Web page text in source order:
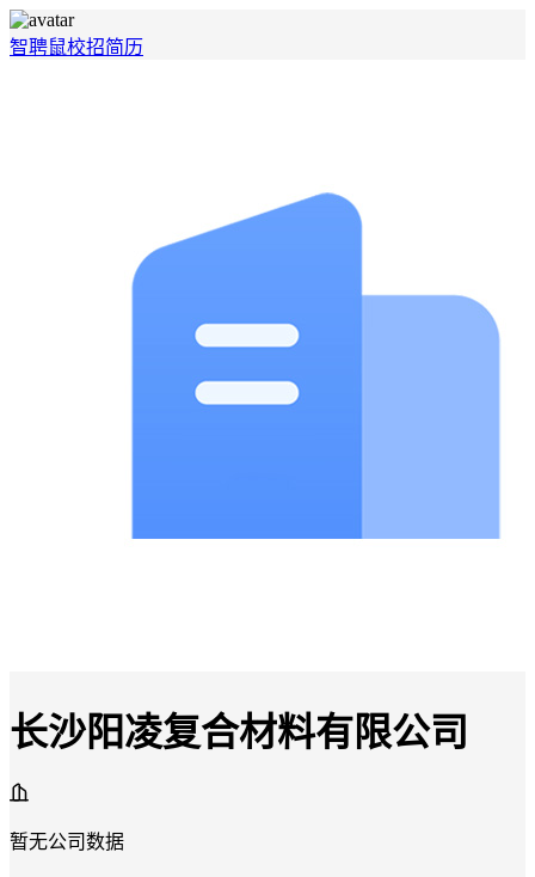
智聘鼠校招简历
长沙阳凌复合材料有限公司
暂无公司数据